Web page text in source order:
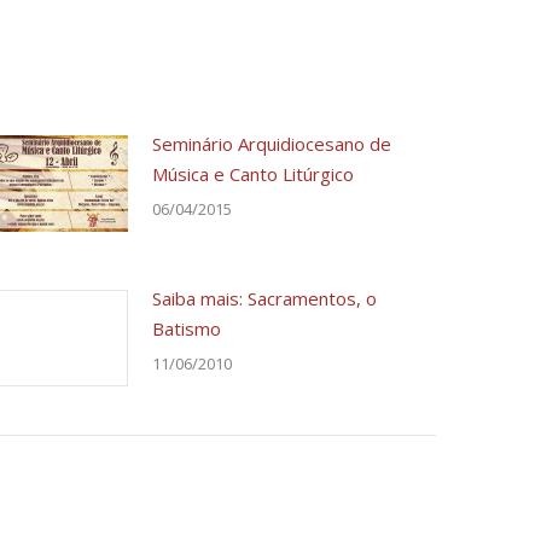
Seminário Arquidiocesano de
Música e Canto Litúrgico
06/04/2015
Saiba mais: Sacramentos, o
Batismo
11/06/2010